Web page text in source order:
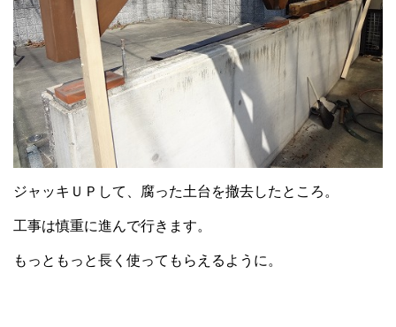
ジャッキＵＰして、腐った土台を撤去したところ。
工事は慎重に進んで行きます。
もっともっと長く使ってもらえるように。